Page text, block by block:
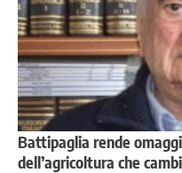
Battipaglia rende
dell’agricoltura che